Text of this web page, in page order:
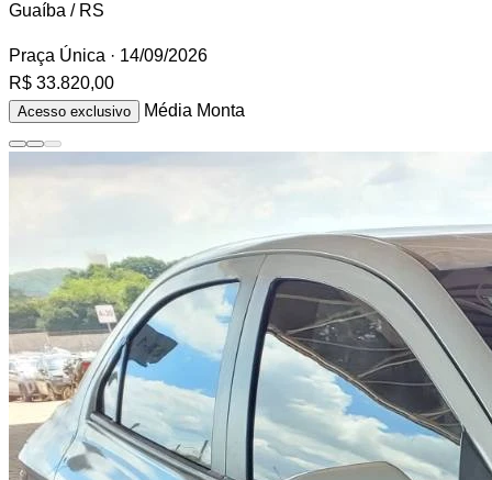
Guaíba / RS
Praça Única · 14/09/2026
R$ 33.820,00
Acesso exclusivo Média Monta